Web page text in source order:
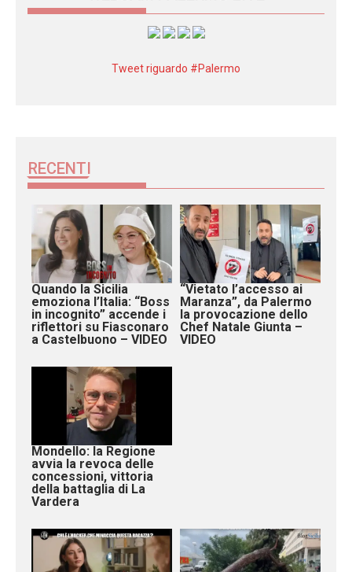
Tweet riguardo #Palermo
RECENTI
Quando la Sicilia
emoziona l’Italia: “Boss
in incognito” accende i
riflettori su Fiasconaro
a Castelbuono – VIDEO
“Vietato l’accesso ai
Maranza”, da Palermo
la provocazione dello
Chef Natale Giunta –
VIDEO
Mondello: la Regione
avvia la revoca delle
concessioni, vittoria
della battaglia di La
Vardera